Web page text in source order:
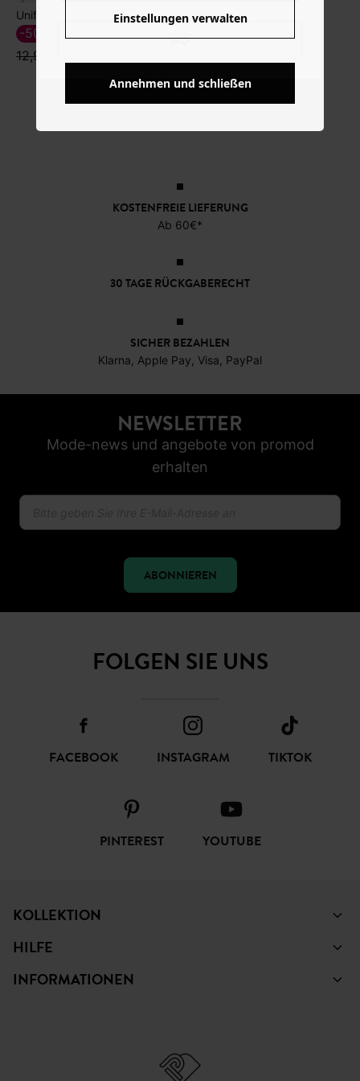
NO
12,99 €
-50%
Gestreiftes Oversze-Hemd
KOSTENFREIE LIEFERUNG
Ab 60€*
30 TAGE RÜCKGABERECHT
SICHER BEZAHLEN
Klarna, Apple Pay, Visa, PayPal
NEWSLETTER
Mode-news und angebote von promod
erhalten
ABONNIEREN
FOLGEN SIE UNS
FACEBOOK INSTAGRAM TIKTOK
PINTEREST YOUTUBE
KOLLEKTION
HILFE
INFORMATIONEN
Einstellungen verwalten
Annehmen und schließen